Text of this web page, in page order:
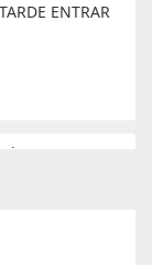
ENTRAR
em
cantina, ele
veneno,